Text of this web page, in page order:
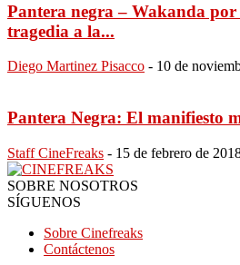
Pantera negra – Wakanda por
tragedia a la...
Diego Martinez Pisacco - 10 de
Pantera Negra: El manifiesto
Staff CineFreaks - 15 de febrero de
SOBRE NOSOTROS
SÍGUENOS
Sobre Cinefreaks
Contáctenos